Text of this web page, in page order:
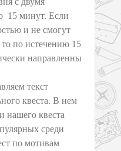
15 минут. Если
и не смогут
по истечению 15
направленны
текст
квеста. В нем
нашего квеста
среди
по мотивам